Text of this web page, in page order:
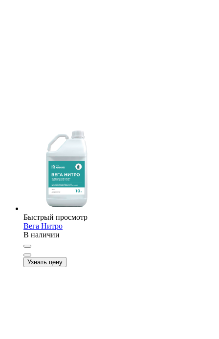
Быстрый просмотр
Вега Нитро
В наличии
Узнать цену